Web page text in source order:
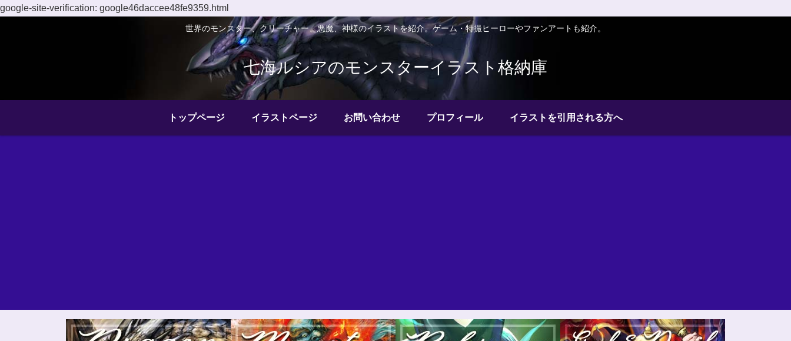
google-site-verification: google46daccee48fe9359.html
世界のモンスター、クリーチャー、悪魔、神様のイラストを紹介。ゲーム・特撮ヒーローやファンアートも紹介。
七海ルシアのモンスターイラスト格納庫
トップページ イラストページ お問い合わせ プロフィール イラストを引用される方へ